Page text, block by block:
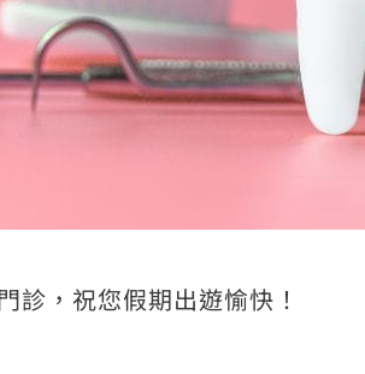
，祝您假期出遊愉快！